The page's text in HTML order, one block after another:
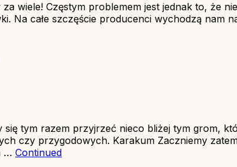
wiele! Częstym problemem jest jednak to, że
Na całe szczęście producenci wychodzą
tym razem przyjrzeć nieco bliżej tym grom,
czy przygodowych. Karakum Zaczniemy
… Continued